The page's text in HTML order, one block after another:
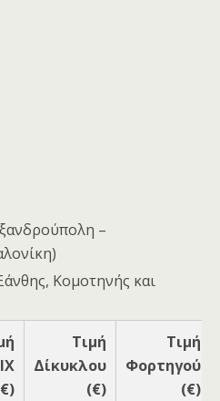
–
Κομοτηνής και
ΙΧ
Τιμή
Δίκυκλου
(€)
Τιμή
Φορτηγού
(€)